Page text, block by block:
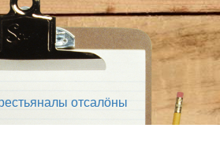
отсалӧны